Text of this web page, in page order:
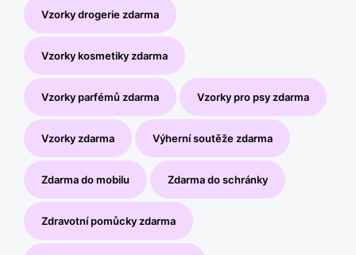
Vzorky drogerie zdarma
Vzorky kosmetiky zdarma
Vzorky parfémů zdarma Vzorky pro psy zdarma
Vzorky zdarma Výherní soutěže zdarma
Zdarma do mobilu Zdarma do schránky
Zdravotní pomůcky zdarma